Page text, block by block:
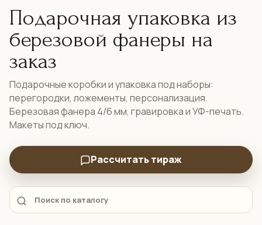
Подарочная упаковка из
березовой фанеры на
заказ
Подарочные коробки и упаковка под наборы:
перегородки, ложементы, персонализация.
Березовая фанера 4/6 мм, гравировка и УФ-печать.
Макеты под ключ.
Рассчитать тираж